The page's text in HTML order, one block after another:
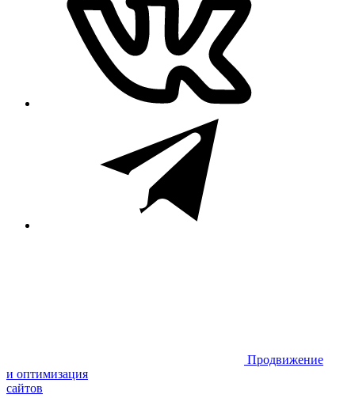
Продвижение
и оптимизация
сайтов